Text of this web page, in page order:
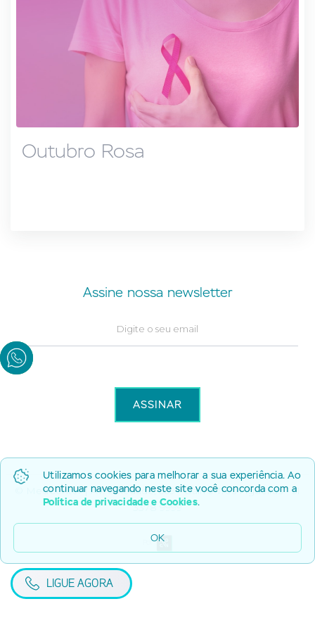
LIGUE AGORA
Utilizamos cookies para melhorar a sua experiência. Ao
continuar navegando neste site você concorda com a
Política de privacidade e Cookies.
OK
Outubro Rosa
Assine nossa newsletter
© MedCenter | Av. Soledade, 569 - Bairro Três Figueiras - 51
3378 9999
Por